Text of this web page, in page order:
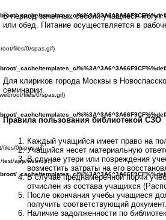
В период зачетных сессий учащиеся могут
или обед. Питание осуществляется в
Для клириков города Москвы в
семинарии.
Правила пользования библиотекой СЗО
Каждый учащийся имеет право на
Учащийся несет материальную
В случае утери или повреждения
возместить затраты на его
В случае преднамеренной порчи
отчислен из состава учащихся
После окончания учебы учащиеся
получить соответствующий документ.
Наличие задолженности по
_cache/templates_c/
files/0/spas.gif)
_cache/templates_c/
files/0/spas.gif)
_cache/templates_c/
files/0/spas.gif'
test/app/webroot')
_cache/templates_c/